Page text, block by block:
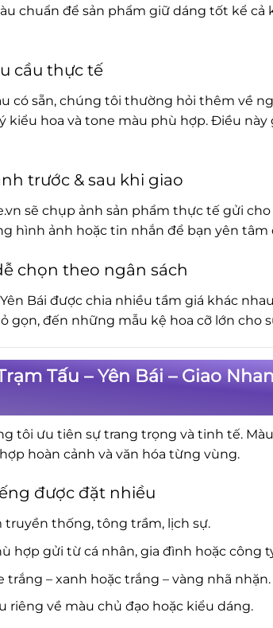
chuẩn để sản phẩm giữ dáng tốt kể cả
cầu thực tế
có sẵn, chúng tôi thường hỏi thêm về
kiểu hoa và tone màu phù hợp. Điều
trước & sau khi giao
sẽ chụp ảnh sản phẩm thực tế gửi
hình ảnh hoặc tin nhắn để bạn yên tâm
chọn theo ngân sách
Yên Bái được chia nhiều tầm giá khác
gọn, đến những mẫu kệ hoa cỡ lớn cho
Tấu – Yên Bái – Giao
tôi ưu tiên sự trang trọng và tinh tế.
hoàn cảnh và văn hóa từng vùng.
được đặt nhiều
truyền thống, tông trầm, lịch sự.
hợp gửi từ cá nhân, gia đình hoặc công
– xanh hoặc trắng – vàng nhã nhặn.
riêng về màu chủ đạo hoặc kiểu dáng.